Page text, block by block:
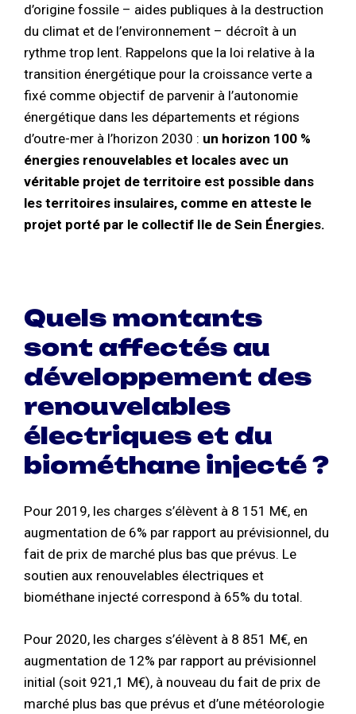
d’origine fossile – aides publiques à la destruction
du climat et de l’environnement – décroît à un
rythme trop lent. Rappelons que la loi relative à la
transition énergétique pour la croissance verte a
fixé comme objectif de parvenir à l’autonomie
énergétique dans les départements et régions
d’outre-mer à l’horizon 2030 : un horizon 100 %
énergies renouvelables et locales avec un
véritable projet de territoire est possible dans
les territoires insulaires, comme en atteste le
projet porté par le collectif Ile de Sein Énergies.
Quels montants
sont affectés au
développement des
renouvelables
électriques et du
biométhane injecté ?
Pour 2019, les charges s’élèvent à 8 151 M€, en
augmentation de 6% par rapport au prévisionnel, du
fait de prix de marché plus bas que prévus. Le
soutien aux renouvelables électriques et
biométhane injecté correspond à 65% du total.
Pour 2020, les charges s’élèvent à 8 851 M€, en
augmentation de 12% par rapport au prévisionnel
initial (soit 921,1 M€), à nouveau du fait de prix de
marché plus bas que prévus et d’une météorologie